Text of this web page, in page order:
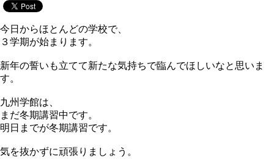
今日からほとんどの学校で、
３学期が始まります。
新年の誓いも立てて新たな気持ちで臨んでほしいなと思いま
す。
九州学館は、
まだ冬期講習中です。
明日までが冬期講習です。
気を抜かずに頑張りましょう。